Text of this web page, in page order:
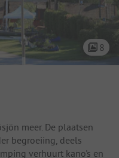
8
meer. De plaatsen
begroeiing, deels
verhuurt kano's en